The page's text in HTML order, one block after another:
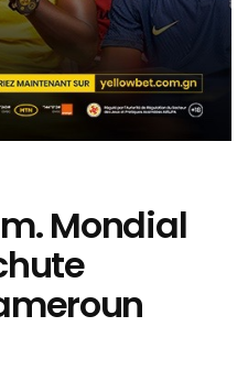
Mondial